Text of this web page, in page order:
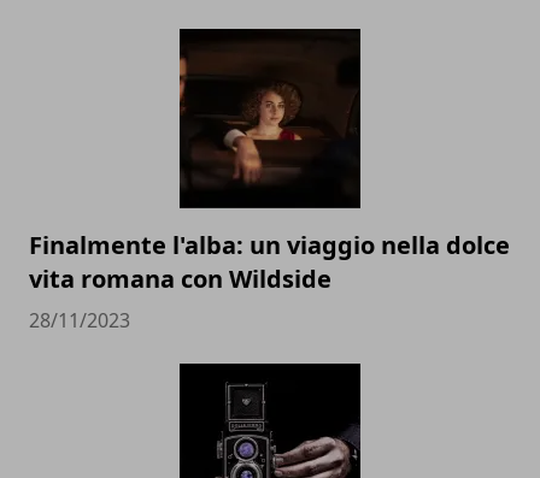
Finalmente l'alba: un viaggio nella dolce
vita romana con Wildside
28/11/2023